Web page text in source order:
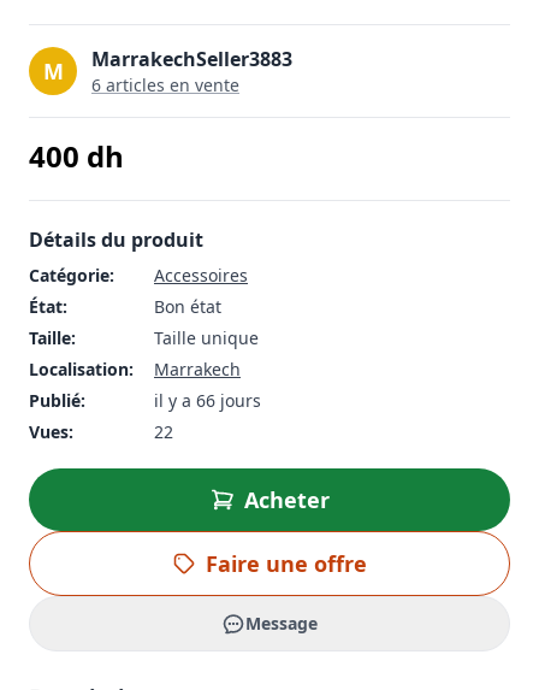
M MarrakechSeller3883
6 articles en vente
400 dh
Détails du produit
Catégorie:
Accessoires
État:
Bon état
Taille:
Taille unique
Localisation:
Marrakech
Publié:
il y a 66 jours
Vues:
22
Acheter
Faire une offre
Message